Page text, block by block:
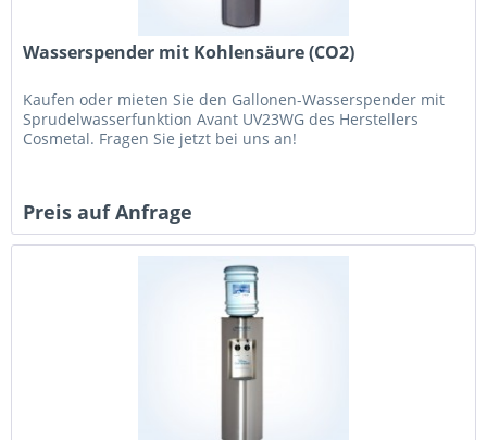
Wasserspender mit Kohlensäure (CO2)
Kaufen oder mieten Sie den Gallonen-Wasserspender mit
Sprudelwasserfunktion Avant UV23WG des Herstellers
Cosmetal. Fragen Sie jetzt bei uns an!
Preis auf Anfrage